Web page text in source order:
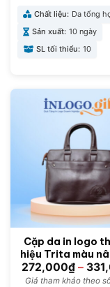
Chất liệu: Da tổng
Sản xuất: 10 ngày
SL tối thiểu: 10
Cặp da in logo
hiệu Trita màu
05
272,000₫–
Giá tham khảo theo